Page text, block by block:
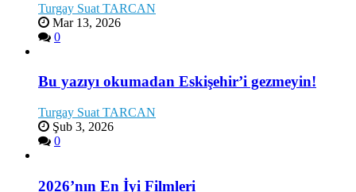
Turgay Suat TARCAN
Mar 13, 2026
0
Bu yazıyı okumadan Eskişehir’i gezmeyin!
Turgay Suat TARCAN
Şub 3, 2026
0
2026’nın En İyi Filmleri